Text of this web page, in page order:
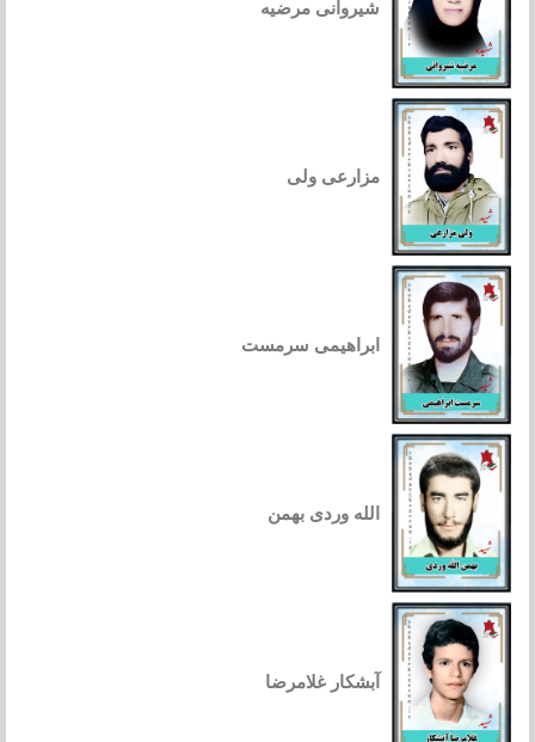
شیروانی مرضیه
مزارعی ولی
ابراهیمی سرمست
الله وردی بهمن
آبشکار غلامرضا